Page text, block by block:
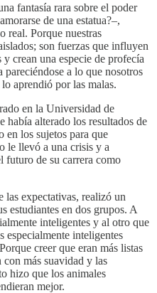
fantasía rara sobre el poder
de una estatua?–,
real. Porque nuestras
son fuerzas que influyen
crean una especie de profecía
a lo que nosotros
aprendió por las malas.
en la Universidad de
había alterado los resultados de
en los sujetos para que
le llevó a una crisis y a
futuro de su carrera como
las expectativas, realizó un
estudiantes en dos grupos. A
inteligentes y al otro que
especialmente inteligentes
creer que eran más listas
con más suavidad y las
hizo que los animales
mejor.